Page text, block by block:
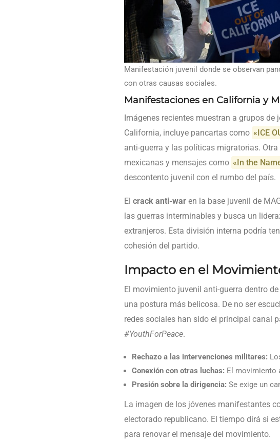
Manifestación juvenil donde se observan
con otras causas sociales.
Manifestaciones en California y
Imágenes recientes muestran a grupos
California, incluye pancartas como «ICE
anti-guerra y las políticas migratorias.
mexicanas y mensajes como «In the
descontento juvenil con el rumbo del país.
El crack anti-war en la base juvenil de
las guerras interminables y busca un
extranjeros. Esta división interna podría
cohesión del partido.
Impacto en el
El movimiento juvenil anti-guerra dentro
una postura más belicosa. De no ser
redes sociales han sido el principal canal
#YouthForPeace.
Rechazo a las intervenciones militares:
Conexión con otras luchas: El movimiento
Presión sobre la dirigencia: Se exige un
La imagen de los jóvenes manifestantes
electorado republicano. El tiempo dirá si
para renovar el mensaje del movimiento.